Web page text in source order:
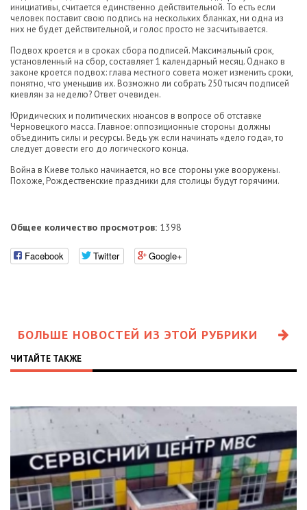
инициативы, считается единственно действительной. То есть если
человек поставит свою подпись на нескольких бланках, ни одна из
них не будет действительной, и голос просто не засчитывается.
Подвох кроется и в сроках сбора подписей. Максимальный срок,
установленный на сбор, составляет 1 календарный месяц. Однако в
законе кроется подвох: глава местного совета может изменить сроки,
понятно, что уменьшив их. Возможно ли собрать 250 тысяч подписей
киевлян за неделю? Ответ очевиден.
Юридических и политических нюансов в вопросе об отставке
Черновецкого масса. Главное: оппозиционные стороны должны
объединить силы и ресурсы. Ведь уж если начинать «дело года», то
следует довести его до логического конца.
Война в Киеве только начинается, но все стороны уже вооружены.
Похоже, Рождественские праздники для столицы будут горячими.
Общее количество просмотров: 1398
Facebook Twitter Google+
БОЛЬШЕ НОВОСТЕЙ ИЗ ЭТОЙ РУБРИКИ
ЧИТАЙТЕ ТАКЖЕ